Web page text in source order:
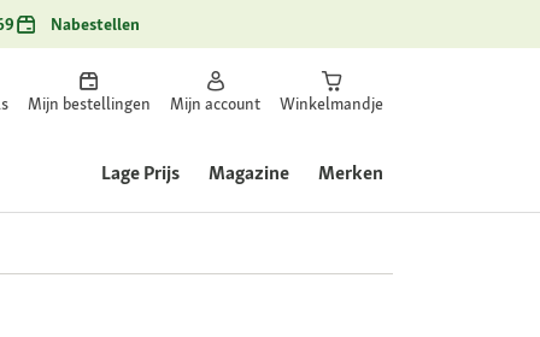
Nabestellen
Mijn bestellingen Mijn account Winkelmandje
Lage Prijs Magazine Merken